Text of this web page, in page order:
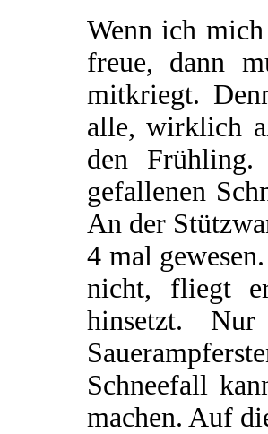
Wenn ich
freue, dann
mitkriegt.
alle, wirklich
den
gefallenen
An der
4 mal
nicht, fliegt
hinsetzt.
Schneefall
machen. Auf